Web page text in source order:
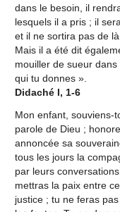
dans le besoin, il
lesquels il a pris ; il
et il ne sortira pas de là
Mais il a été dit
mouiller de sueur dans
qui tu donnes ».
Didaché I, 1-6
Mon enfant, souviens-
parole de Dieu ;
annoncée sa
tous les jours la
par leurs
mettras la paix entre
justice ; tu ne feras